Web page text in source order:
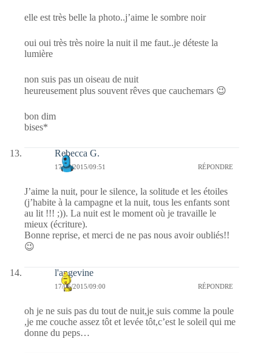
elle est très belle la photo..j’aime le sombre noir
oui oui très très noire la nuit il me faut..je déteste la
lumière
non suis pas un oiseau de nuit
heureusement plus souvent rêves que cauchemars 😉
bon dim
bises*
Rebecca G.
17/05/2015/09:51 RÉPONDRE
J’aime la nuit, pour le silence, la solitude et les étoiles
(j’habite à la campagne et la nuit, tous les enfants sont
au lit !!! ;)). La nuit est le moment où je travaille le
mieux (écriture).
Bonne reprise, et merci de ne pas nous avoir oubliés!!
😉
l'angevine
17/05/2015/09:00 RÉPONDRE
oh je ne suis pas du tout de nuit,je suis comme la poule
,je me couche assez tôt et levée tôt,c’est le soleil qui me
donne du peps…